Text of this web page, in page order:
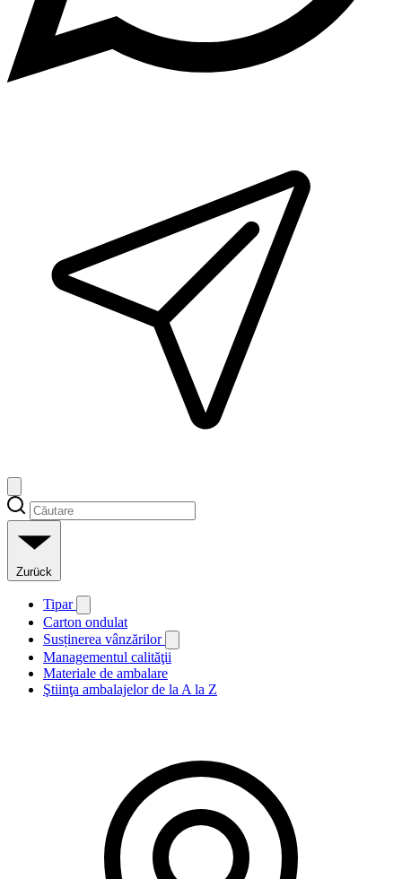
Zurück
Tipar
Carton ondulat
Susținerea vânzărilor
Managementul calităţii
Materiale de ambalare
Ştiinţa ambalajelor de la A la Z